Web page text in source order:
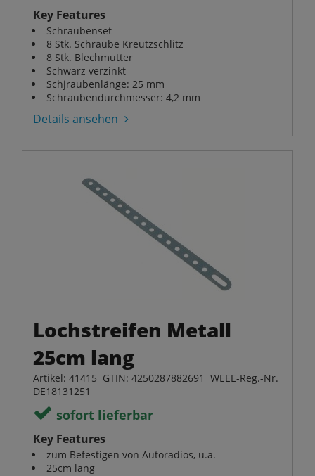
Key Features
Schraubenset
8 Stk. Schraube Kreutzschlitz
8 Stk. Blechmutter
Schwarz verzinkt
Schjraubenlänge: 25 mm
Schraubendurchmesser: 4,2 mm
Details ansehen
Lochstreifen Metall
25cm lang
Artikel: 41415 GTIN: 4250287882691 WEEE-Reg.-Nr.
DE18131251
sofort lieferbar
Key Features
zum Befestigen von Autoradios, u.a.
25cm lang